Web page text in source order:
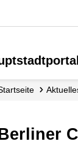
Startseite
Berliner